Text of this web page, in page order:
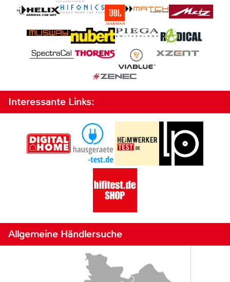
Interessante Links:
Allgemeine Händlersuche